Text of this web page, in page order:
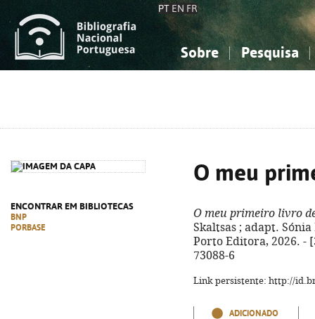
PT EN FR
Sobre Pesquisa
ENCONTRAR EM BIBLIOTECAS
BNP
PORBASE
O meu
O meu primeiro livro
Skaltsas ; adapt.
Porto Editora, 2026. -
73088-6
Link persistente: http://
ADICIONADO